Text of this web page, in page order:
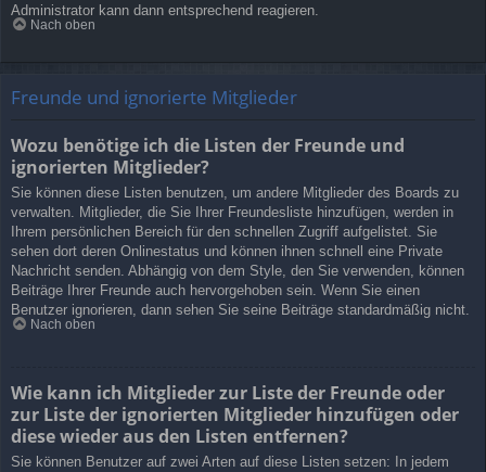
Administrator kann dann entsprechend reagieren.
Nach oben
Freunde und ignorierte Mitglieder
Wozu benötige ich die Listen der Freunde und
ignorierten Mitglieder?
Sie können diese Listen benutzen, um andere Mitglieder des Boards zu
verwalten. Mitglieder, die Sie Ihrer Freundesliste hinzufügen, werden in
Ihrem persönlichen Bereich für den schnellen Zugriff aufgelistet. Sie
sehen dort deren Onlinestatus und können ihnen schnell eine Private
Nachricht senden. Abhängig von dem Style, den Sie verwenden, können
Beiträge Ihrer Freunde auch hervorgehoben sein. Wenn Sie einen
Benutzer ignorieren, dann sehen Sie seine Beiträge standardmäßig nicht.
Nach oben
Wie kann ich Mitglieder zur Liste der Freunde oder
zur Liste der ignorierten Mitglieder hinzufügen oder
diese wieder aus den Listen entfernen?
Sie können Benutzer auf zwei Arten auf diese Listen setzen: In jedem